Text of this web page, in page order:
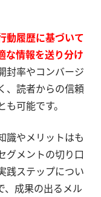
動履歴に基づいて
な情報を送り分け
封率やコンバージ
、読者からの信頼
可能です。
識やメリットはも
グメントの切り口
践ステップについ
、成果の出るメル